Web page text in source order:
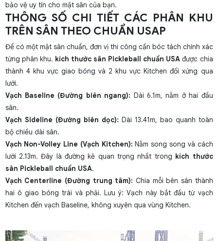
bảo vệ uy tín cho mặt sân của bạn.
THÔNG SỐ CHI TIẾT CÁC PHÂN KHU
TRÊN SÂN THEO CHUẨN USAP
Để có một mặt sân chuẩn, đơn vị thi công cần bóc tách chính xác
từng phân khu. kích thước sân Pickleball chuẩn USA được chia
thành 4 khu vực giao bóng và 2 khu vực Kitchen đối xứng qua
lưới.
Vạch Baseline (Đường biên ngang): Dài 6.1m, nằm ở hai đầu
sân.
Vạch Sideline (Đường biên dọc): Dài 13.41m, bao quanh toàn
bộ chiều dài sân.
Vạch Non-Volley Line (Vạch Kitchen): Nằm song song và cách
lưới 2.13m. Đây là đường kẻ quan trọng nhất trong kích thước
sân Pickleball chuẩn USA.
Vạch Centerline (Đường trung tâm): Chia mỗi bên sân thành
hai ô giao bóng trái và phải. Lưu ý: Vạch này bắt đầu từ vạch
Kitchen đến vạch Baseline, không xuyên qua vùng Kitchen.